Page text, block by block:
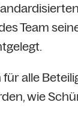
Team
alle
wie